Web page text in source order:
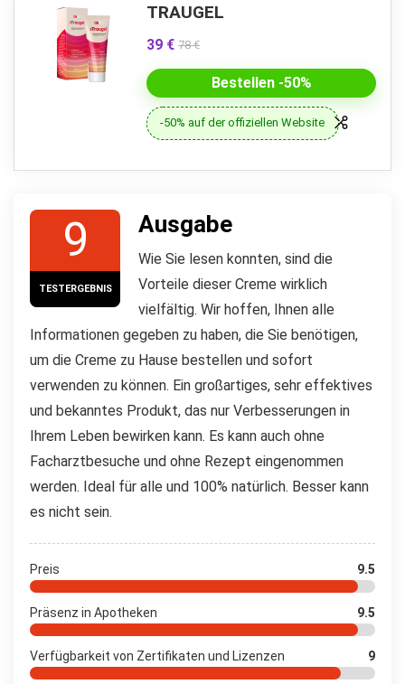
TRAUGEL
39 € 78 €
Bestellen -50%
-50% auf der offiziellen Website
9
TESTERGEBNIS
Ausgabe
Wie Sie lesen konnten, sind die
Vorteile dieser Creme wirklich
vielfältig. Wir hoffen, Ihnen alle
Informationen gegeben zu haben, die Sie benötigen,
um die Creme zu Hause bestellen und sofort
verwenden zu können. Ein großartiges, sehr effektives
und bekanntes Produkt, das nur Verbesserungen in
Ihrem Leben bewirken kann. Es kann auch ohne
Facharztbesuche und ohne Rezept eingenommen
werden. Ideal für alle und 100% natürlich. Besser kann
es nicht sein.
Preis 9.5
Präsenz in Apotheken 9.5
Verfügbarkeit von Zertifikaten und Lizenzen 9